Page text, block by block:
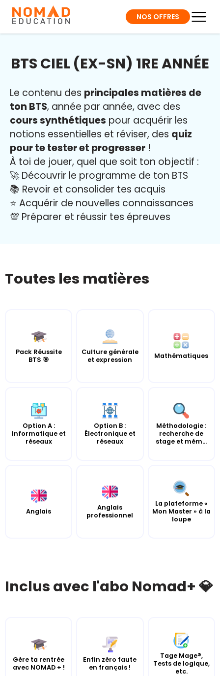
NOS OFFRES
BTS CIEL (EX-SN) 1RE ANNÉE
Le contenu des principales matières de
ton BTS, année par année, avec des
cours synthétiques pour acquérir les
notions essentielles et réviser, des quiz
pour te tester et progresser !
À toi de jouer, quel que soit ton objectif :
🚀 Découvrir le programme de ton BTS
📚 Revoir et consolider tes acquis
⭐️ Acquérir de nouvelles connaissances
💯 Préparer et réussir tes épreuves
Toutes les matières
Pack Réussite
BTS 🎯
Culture générale
et expression
Mathématiques
Option A :
Informatique et
réseaux
Option B :
Électronique et
réseaux
Méthodologie :
recherche de
stage et mém...
Anglais
Anglais
professionnel
La plateforme «
Mon Master » à la
loupe
Inclus avec l'abo Nomad+ 💎
Gère ta rentrée
avec NOMAD + !
Enfin zéro faute
en français !
Tage Mage®,
Tests de logique,
etc.